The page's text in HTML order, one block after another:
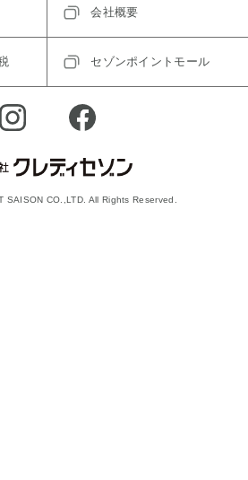
会社概要
セゾンポイントモール
SAISON CO.,LTD. All Rights Reserved.